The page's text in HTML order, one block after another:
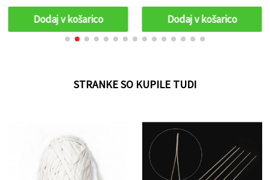
ustvarjalne projekte
Dodaj v košarico Dodaj v košarico
STRANKE SO KUPILE TUDI